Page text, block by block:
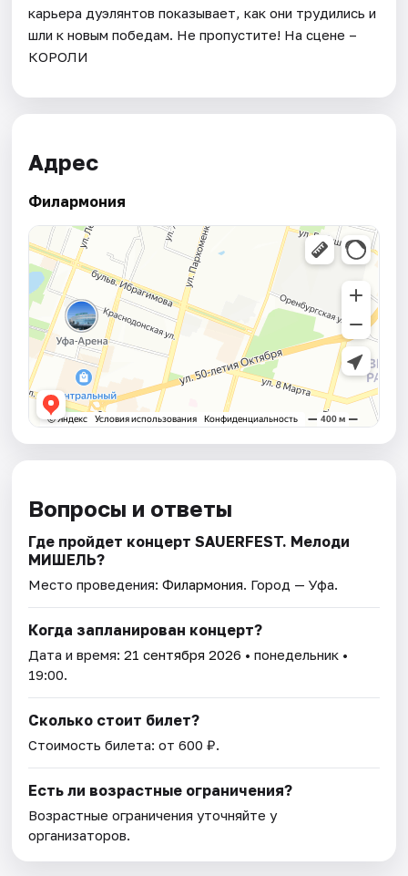
карьера дуэлянтов показывает, как они трудились и
шли к новым победам. Не пропустите! На сцене –
КОРОЛИ
Адрес
Филармония
Вопросы и ответы
Где пройдет концерт SAUERFEST. Мелоди
МИШЕЛЬ?
Место проведения:Филармония. Город — Уфа.
Когда запланирован концерт?
Дата и время:21 сентября 2026 • понедельник •
19:00.
Сколько стоит билет?
Стоимость билета: от 600 ₽.
Есть ли возрастные ограничения?
Возрастные ограничения уточняйте у
организаторов.